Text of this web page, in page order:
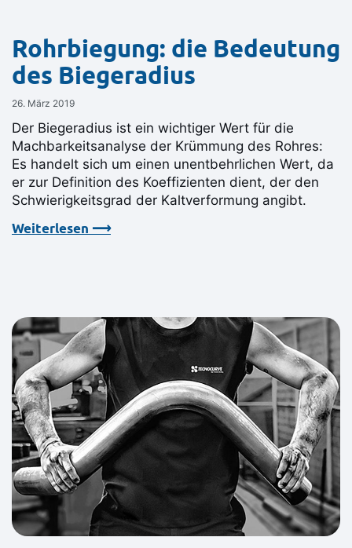
Rohrbiegung: die Bedeutung
des Biegeradius
26. März 2019
Der Biegeradius ist ein wichtiger Wert für die
Machbarkeitsanalyse der Krümmung des Rohres:
Es handelt sich um einen unentbehrlichen Wert, da
er zur Definition des Koeffizienten dient, der den
Schwierigkeitsgrad der Kaltverformung angibt.
Weiterlesen ⟶